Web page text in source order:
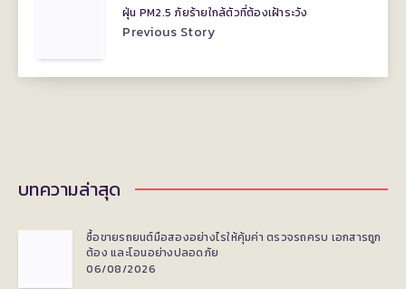
ฝุ่น PM2.5 ภัยร้ายใกล้ตัวที่ต้องเฝ้าระวัง
Previous Story
บทความล่าสุด
ซื้อขายรถยนต์มือสองอย่างไรให้คุ้มค่า ตรวจรถครบ เอกสารถูก
ต้อง และโอนอย่างปลอดภัย
06/08/2026